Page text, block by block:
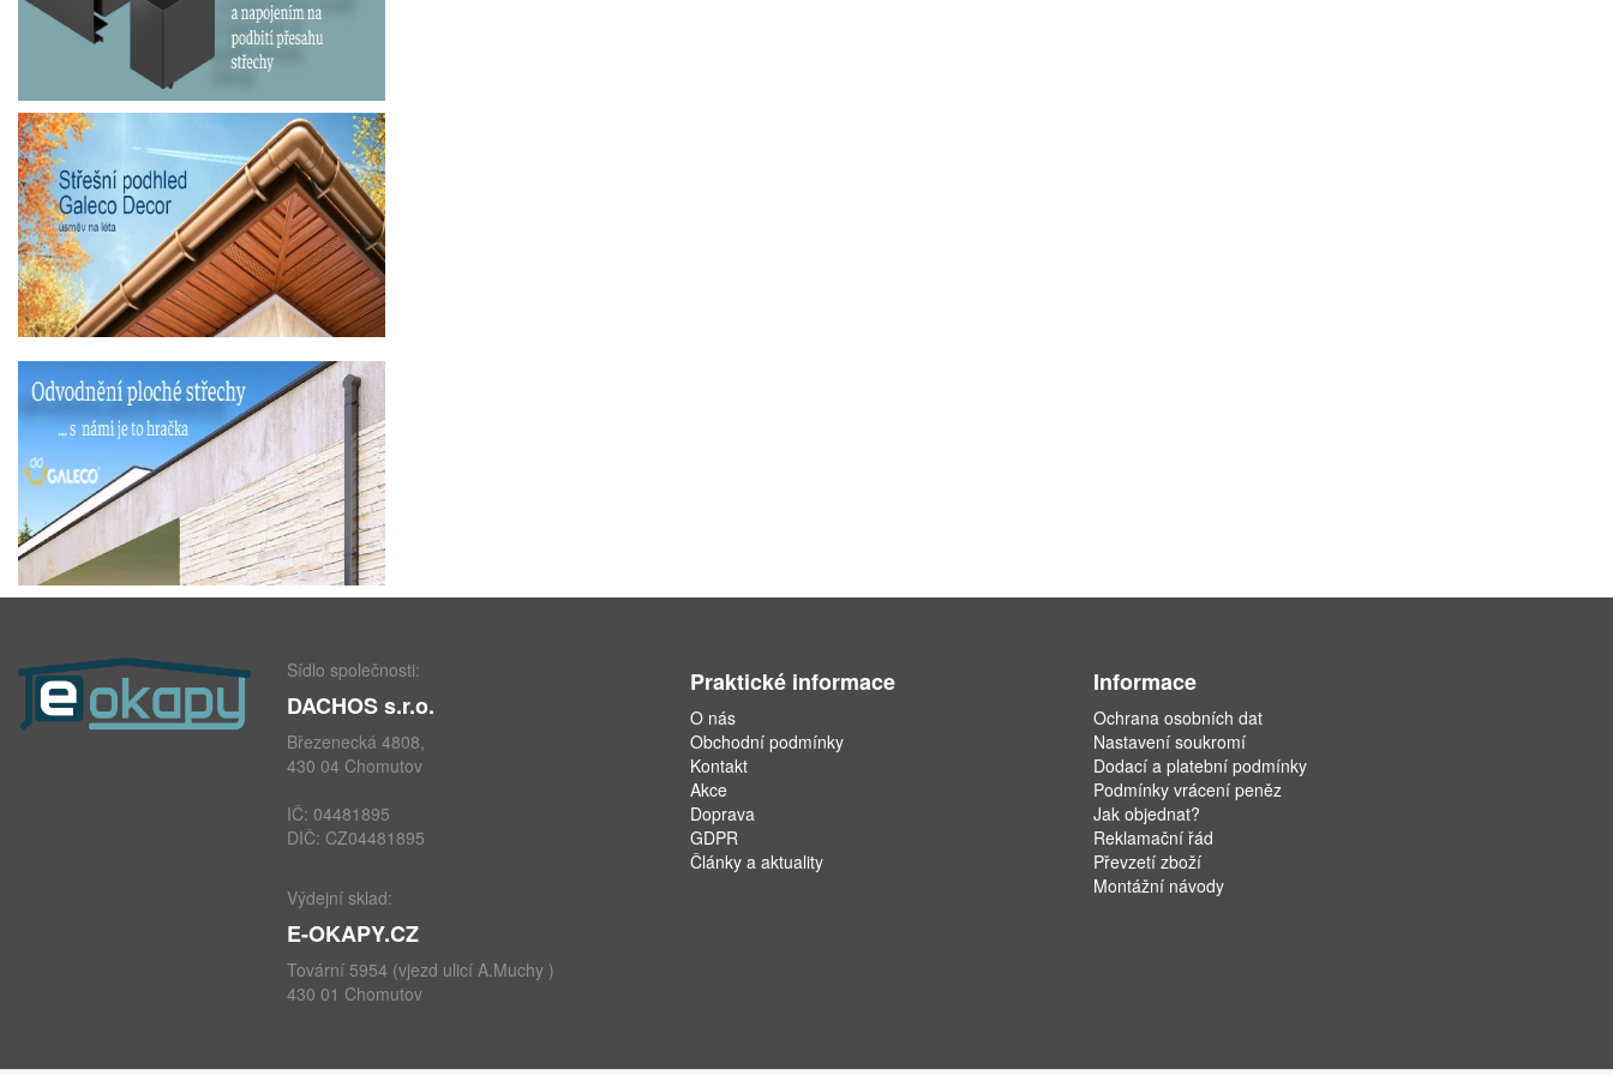
Sídlo společnosti:
DACHOS s.r.o.
Březenecká 4808,
430 04 Chomutov
IČ: 04481895
DIČ: CZ04481895
Výdejní sklad:
E-OKAPY.CZ
Tovární 5954 (vjezd ulicí A.Muchy )
430 01 Chomutov
Praktické informace
O nás
Obchodní podmínky
Kontakt
Akce
Doprava
GDPR
Články a aktuality
Informace
Ochrana osobních dat
Nastavení soukromí
Dodací a platební podmínky
Podmínky vrácení peněz
Jak objednat?
Reklamační řád
Převzetí zboží
Montážní návody